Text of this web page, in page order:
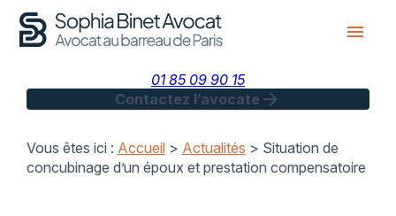
menu
01 85 09 90 15
Contactez l’avocate arrow_forward
Vous êtes ici : Accueil> Actualités > Situation de
concubinage d’un époux et prestation compensatoire
Panneau de gestion des cookies